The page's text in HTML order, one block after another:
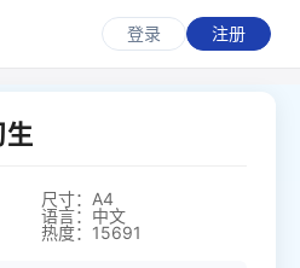
登录 注册
尺寸：A4
语言：中文
热度：15691